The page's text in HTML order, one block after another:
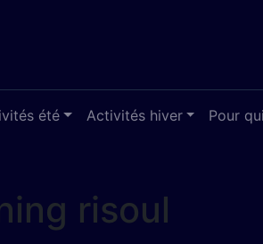
été Activités hiver Pour
risoul